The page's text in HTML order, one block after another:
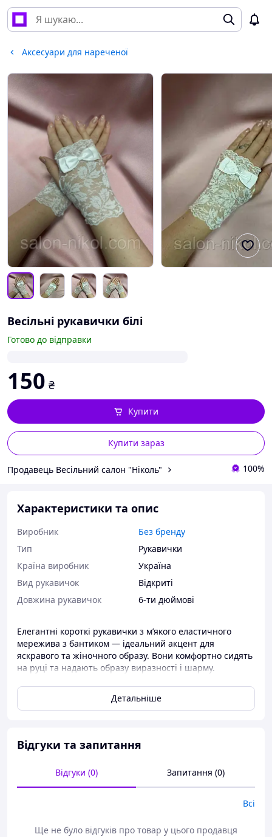
Аксесуари для нареченої
Весільні рукавички білі
Готово до відправки
150 ₴
Купити зараз
Купити
Продавець Весільний салон "Ніколь" 100%
Характеристики та опис
Виробник
Без бренду
Тип
Рукавички
Країна виробник
Україна
Вид рукавичок
Відкриті
Довжина рукавичок
6-ти дюймові
Елегантні короткі рукавички з м’якого еластичного
мережива з бантиком — ідеальний акцент для
яскравого та жіночного образу. Вони комфортно сидять
на руці та надають образу виразності і шарму.
Характеристики:
• Матеріал: ніжне еластичне мереживо
• Край рукавичок з обох боків має перлини для
Підійдуть для:
• весілля
• стильних та тематичних образів
Детальніше
Відгуки та запитання
Відгуки (0) Запитання (0)
Всі
Ще не було відгуків про товар у цього продавця